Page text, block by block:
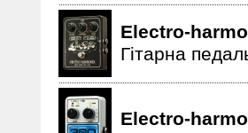
Electro-
Гітарна
Electro-